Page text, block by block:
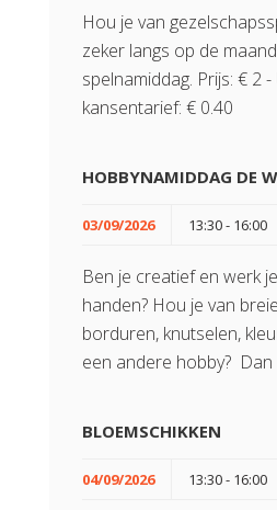
Hou je van
zeker langs op de
spelnamiddag. Prijs: € 2
kansentarief: € 0.40
HOBBYNAMIDDAG DE
03/09/2026 13:30 - 16:00
Ben je creatief en werk
handen? Hou je van
borduren, knutselen,
een andere hobby? Dan
BLOEMSCHIKKEN
04/09/2026 13:30 - 16:00